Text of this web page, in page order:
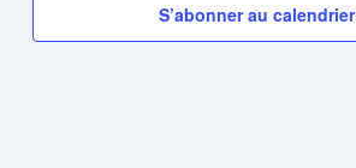
S’abonner au calendrier